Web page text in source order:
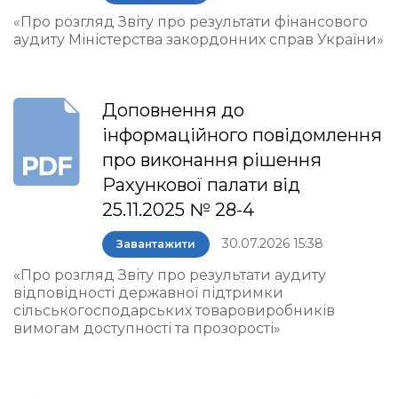
«Про розгляд Звіту про результати фінансового
аудиту Міністерства закордонних справ України»
Доповнення до
інформаційного повідомлення
про виконання рішення
Рахункової палати від
25.11.2025 № 28-4
Завантажити 30.07.2026 15:38
«Про розгляд Звіту про результати аудиту
відповідності державної підтримки
сільськогосподарських товаровиробників
вимогам доступності та прозорості»